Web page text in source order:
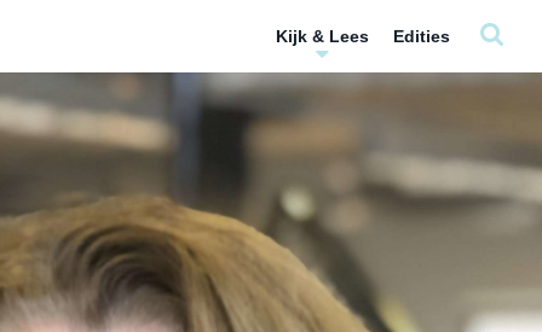
Kijk & Lees Edities